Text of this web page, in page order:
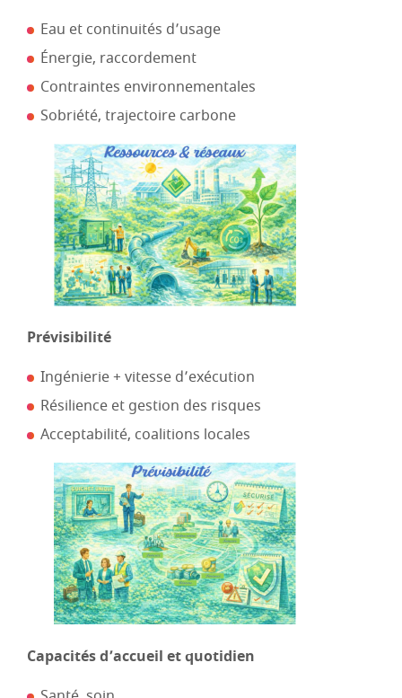
Eau et continuités d’usage
Énergie, raccordement
Contraintes environnementales
Sobriété, trajectoire carbone
Prévisibilité
Ingénierie + vitesse d’exécution
Résilience et gestion des risques
Acceptabilité, coalitions locales
Capacités d’accueil et quotidien